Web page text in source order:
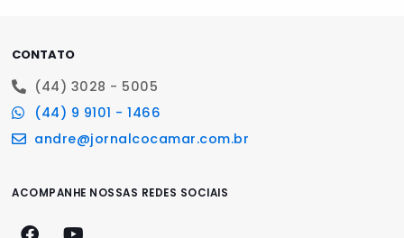
CONTATO
(44) 3028 - 5005
(44) 9 9101 - 1466
andre@jornalcocamar.com.br
ACOMPANHE NOSSAS REDES SOCIAIS